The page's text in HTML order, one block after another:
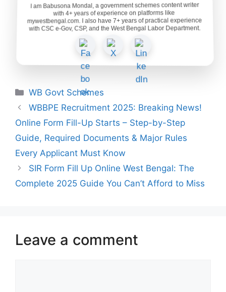
I am Babusona Mondal, a government schemes content writer
with 4+ years of experience on platforms like
mywestbengal.com. I also have 7+ years of practical experience
with CSC e-Gov, CSP, and the West Bengal Labor Department.
Categories
WB Govt Schemes
WBBPE Recruitment 2025: Breaking News!
Online Form Fill-Up Starts – Step-by-Step
Guide, Required Documents & Major Rules
Every Applicant Must Know
SIR Form Fill Up Online West Bengal: The
Complete 2025 Guide You Can’t Afford to Miss
Leave a comment